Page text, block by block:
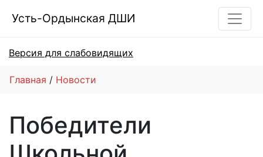
Усть-Ордынская ДШИ
Версия для слабовидящих
Главная Новости
Победители